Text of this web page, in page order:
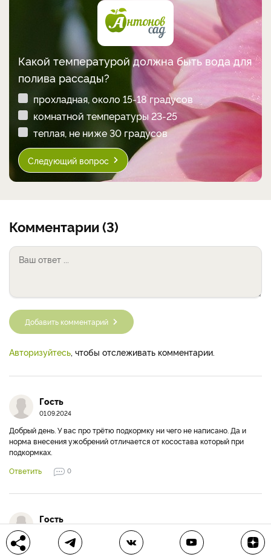
Какой температурой должна быть вода для
полива рассады?
прохладная, около 15-18 градусов
комнатной температуры 23-25
теплая, не ниже 30 градусов
Следующий вопрос
Комментарии (3)
Добавить комментарий
Авторизуйтесь , чтобы отслеживать комментарии.
Гость
01.09.2024
Добрый день. У вас про трётю подкормку ни чего не написано. Да и
норма внесения ужобрений отличается от косостава который при
подкормках.
Ответить
0
Гость
25.03.2025
А что мочевина и карбамид это разные удобрения? Это разное